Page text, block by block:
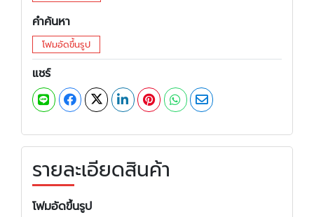
คำค้นหา
โฟมอัดขึ้นรูป
แชร์
รายละเอียดสินค้า
โฟมอัดขึ้นรูป